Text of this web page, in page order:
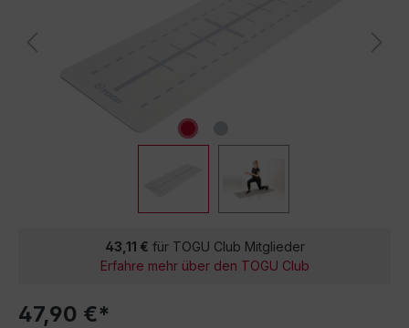
43,11 € für TOGU Club Mitglieder
Erfahre mehr über den TOGU Club
47,90 €*